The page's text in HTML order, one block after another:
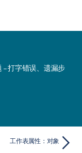
打字错误、遗漏步
工作表属性：对象